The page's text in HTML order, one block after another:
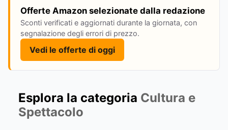
Offerte Amazon selezionate dalla redazione
Sconti verificati e aggiornati durante la giornata, con
segnalazione degli errori di prezzo.
Vedi le offerte di oggi
Esplora la categoria Cultura e
Spettacolo